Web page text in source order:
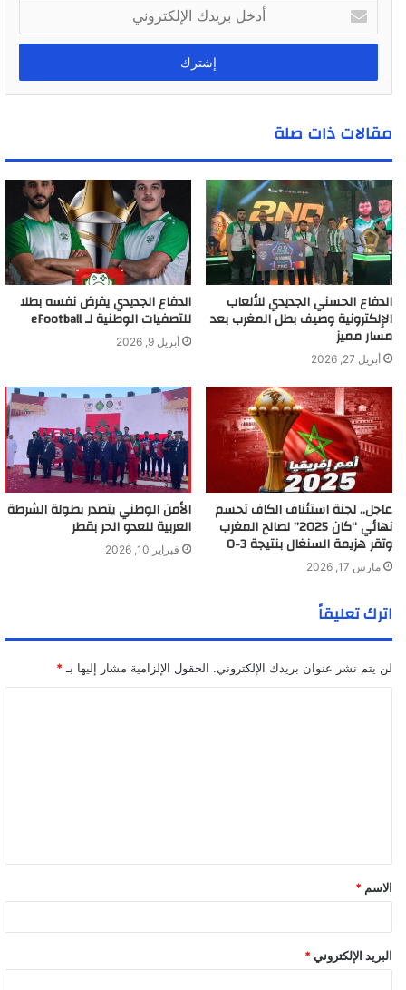
خ
ب
د
ك
ا
إ
ل
ك
و
مقالات ذات صلة
الدفاع الحسني الجديدي للألعاب
الإلكترونية وصيف بطل المغرب بعد
مسار مميز
أبريل 27, 2026
الدفاع الجديدي يفرض نفسه بطلا
للتصفيات الوطنية لـ eFootball
أبريل 9, 2026
عاجل.. لجنة استئناف الكاف تحسم
نهائي “كان 2025” لصالح المغرب
وتقر هزيمة السنغال بنتيجة 3-0
مارس 17, 2026
الأمن الوطني يتصدر بطولة الشرطة
العربية للعدو الحر بقطر
فبراير 10, 2026
اترك تعليقاً
لن يتم نشر عنوان بريدك الإلكتروني. الحقول الإلزامية مشار إليها بـ *
ق
*
الاسم *
البريد الإلكتروني *